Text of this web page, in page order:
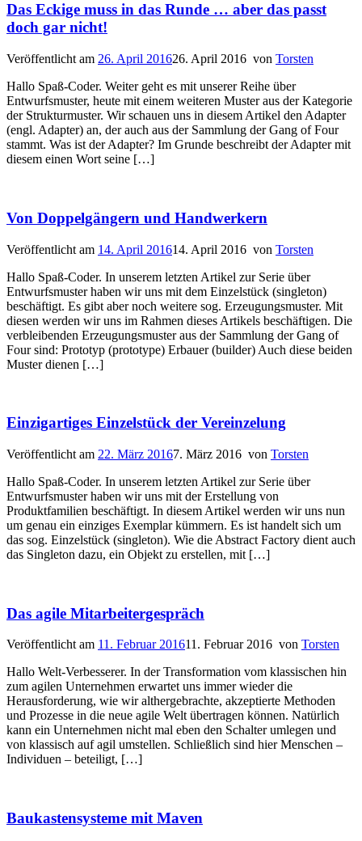
Das Eckige muss in das Runde … aber das passt
doch gar nicht!
Veröffentlicht am 26. April 201626. April 2016 von Torsten
Hallo Spaß-Coder. Weiter geht es mit unserer Reihe über
Entwurfsmuster, heute mit einem weiteren Muster aus der Kategorie
der Strukturmuster. Wir schauen uns in diesem Artikel den Adapter
(engl. Adapter) an, der auch aus der Sammlung der Gang of Four
stammt. Was ist der Adapter? Im Grunde beschreibt der Adapter mit
diesem einen Wort seine […]
Von Doppelgängern und Handwerkern
Veröffentlicht am 14. April 201614. April 2016 von Torsten
Hallo Spaß-Coder. In unserem letzten Artikel zur Serie über
Entwurfsmuster haben wir uns mit dem Einzelstück (singleton)
beschäftigt. Es gibt aber noch weitere sog. Erzeugungsmuster. Mit
diesen werden wir uns im Rahmen dieses Artikels beschäftigen. Die
verbleibenden Erzeugungsmuster aus der Sammlung der Gang of
Four sind: Prototyp (prototype) Erbauer (builder) Auch diese beiden
Muster dienen […]
Einzigartiges Einzelstück der Vereinzelung
Veröffentlicht am 22. März 20167. März 2016 von Torsten
Hallo Spaß-Coder. In unserem letzten Artikel zur Serie über
Entwurfsmuster haben wir uns mit der Erstellung von
Produktfamilien beschäftigt. In diesem Artikel werden wir uns nun
um genau ein einziges Exemplar kümmern. Es ist handelt sich um
das sog. Einzelstück (singleton). Wie die Abstract Factory dient auch
das Singleton dazu, ein Objekt zu erstellen, mit […]
Das agile Mitarbeitergespräch
Veröffentlicht am 11. Februar 201611. Februar 2016 von Torsten
Hallo Welt-Verbesserer. In der Transformation vom klassischen hin
zum agilen Unternehmen erwartet uns immer wieder die
Herausforderung, wie wir althergebrachte, akzeptierte Methoden
und Prozesse in die neue agile Welt übertragen können. Natürlich
kann ein Unternehmen nicht mal eben den Schalter umlegen und
von klassisch auf agil umstellen. Schließlich sind hier Menschen –
Individuen – beteiligt, […]
Baukastensysteme mit Maven